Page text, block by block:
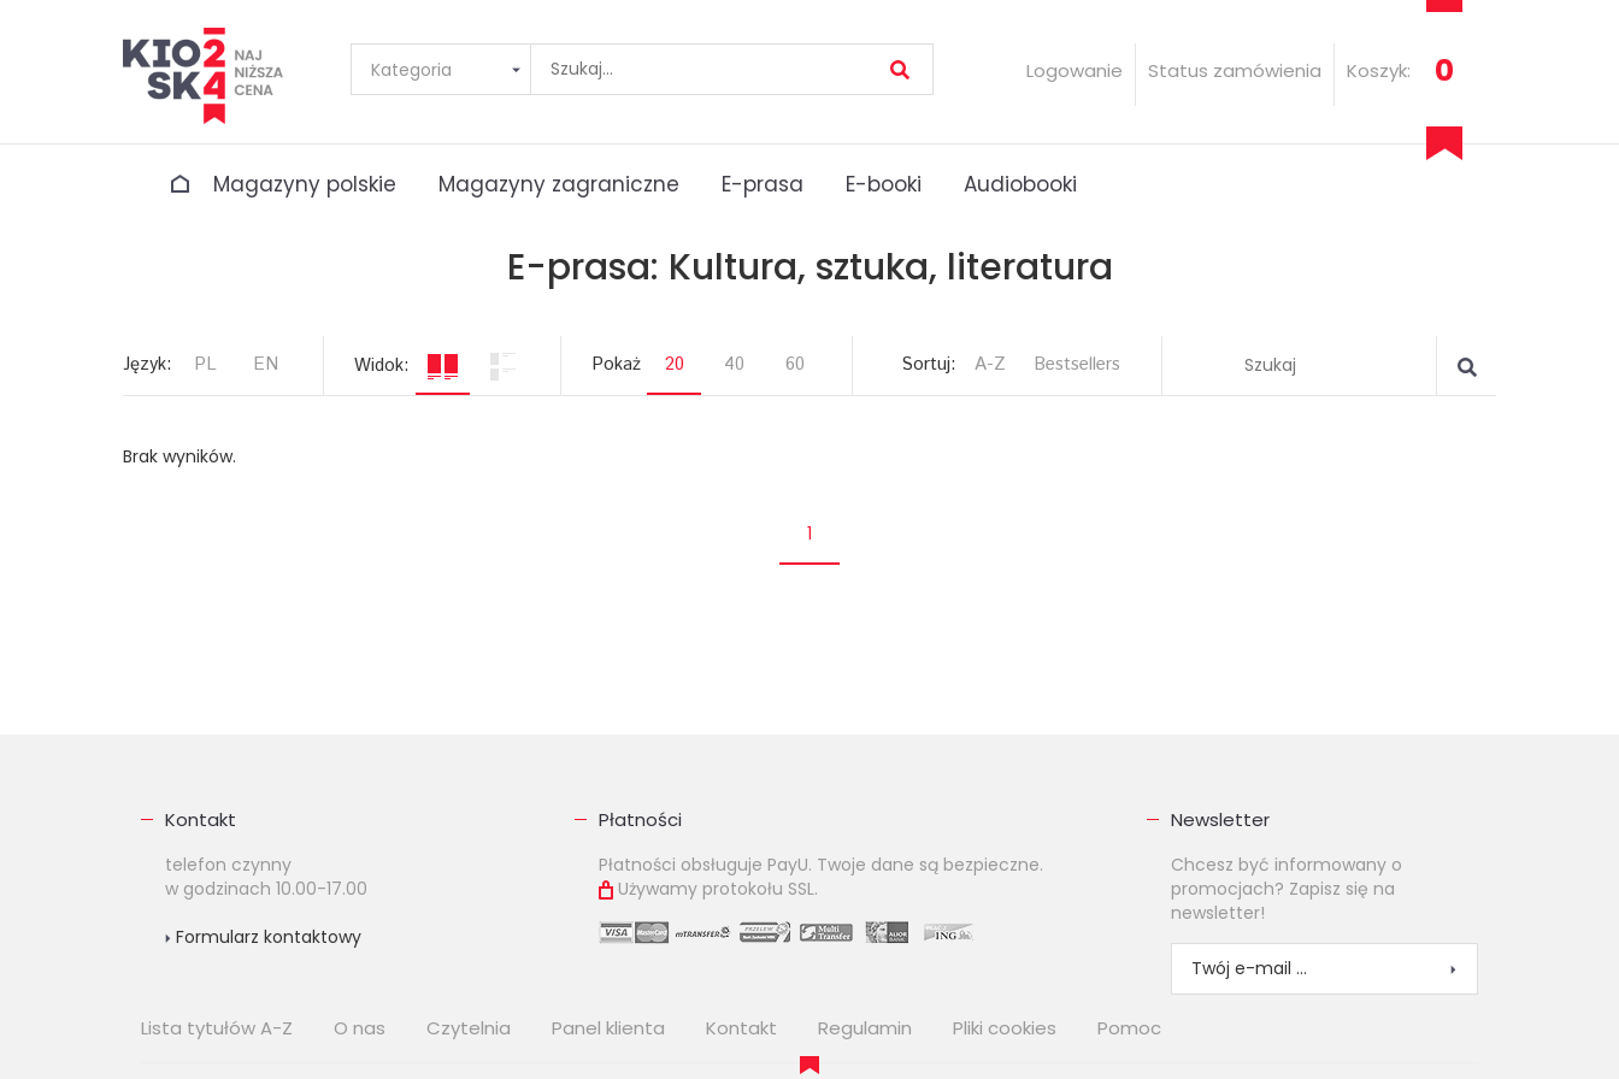
Logowanie Status zamówienia Koszyk: 0
Magazyny polskie Magazyny zagraniczne E-prasa E-booki Audiobooki
E-prasa: Kultura, sztuka, literatura
Język: PL EN Widok: Pokaż 20 40 60 Sortuj: A-Z Bestsellers
Brak wyników.
1
Kontakt
telefon czynny
w godzinach 10.00-17.00
Formularz kontaktowy
Płatności
Płatności obsługuje PayU. Twoje dane są bezpieczne.
Używamy protokołu SSL.
Newsletter
Chcesz być informowany o
promocjach? Zapisz się na
newsletter!
Lista tytułów A-Z O nas Czytelnia Panel klienta Kontakt Regulamin Pliki cookies Pomoc